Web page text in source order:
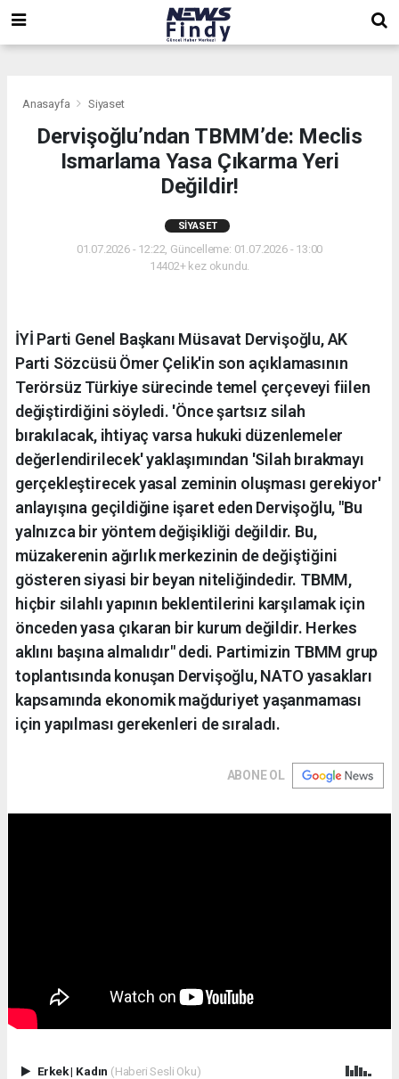
Anasayfa Siyaset
Dervişoğlu’ndan TBMM’de: Meclis
Ismarlama Yasa Çıkarma Yeri
Değildir!
SIYASET
01.07.2026 - 12:22, Güncelleme: 01.07.2026 - 13:00
14402+ kez okundu.
İYİ Parti Genel Başkanı Müsavat Dervişoğlu, AK
Parti Sözcüsü Ömer Çelik'in son açıklamasının
Terörsüz Türkiye sürecinde temel çerçeveyi fiilen
değiştirdiğini söyledi. 'Önce şartsız silah
bırakılacak, ihtiyaç varsa hukuki düzenlemeler
değerlendirilecek' yaklaşımından 'Silah bırakmayı
gerçekleştirecek yasal zeminin oluşması gerekiyor'
anlayışına geçildiğine işaret eden Dervişoğlu, "Bu
yalnızca bir yöntem değişikliği değildir. Bu,
müzakerenin ağırlık merkezinin de değiştiğini
gösteren siyasi bir beyan niteliğindedir. TBMM,
hiçbir silahlı yapının beklentilerini karşılamak için
önceden yasa çıkaran bir kurum değildir. Herkes
aklını başına almalıdır" dedi. Partimizin TBMM grup
toplantısında konuşan Dervişoğlu, NATO yasakları
kapsamında ekonomik mağduriyet yaşanmaması
için yapılması gerekenleri de sıraladı.
ABONE OL
Erkek| Kadın (Haberi Sesli Oku)